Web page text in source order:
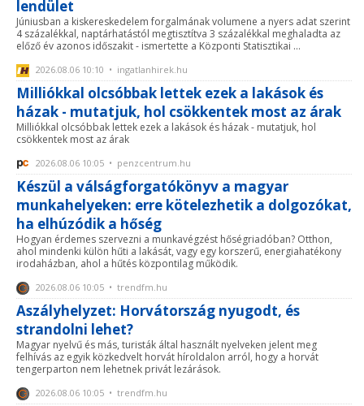
lendület
Júniusban a kiskereskedelem forgalmának volumene a nyers adat szerint
4 százalékkal, naptárhatástól megtisztítva 3 százalékkal meghaladta az
előző év azonos időszakit - ismertette a Központi Statisztikai ...
2026.08.06 10:10 • ingatlanhirek.hu
Milliókkal olcsóbbak lettek ezek a lakások és
házak - mutatjuk, hol csökkentek most az árak
Milliókkal olcsóbbak lettek ezek a lakások és házak - mutatjuk, hol
csökkentek most az árak
2026.08.06 10:05 • penzcentrum.hu
Készül a válságforgatókönyv a magyar
munkahelyeken: erre kötelezhetik a dolgozókat,
ha elhúzódik a hőség
Hogyan érdemes szervezni a munkavégzést hőségriadóban? Otthon,
ahol mindenki külön hűti a lakását, vagy egy korszerű, energiahatékony
irodaházban, ahol a hűtés központilag működik.
2026.08.06 10:05 • trendfm.hu
Aszályhelyzet: Horvátország nyugodt, és
strandolni lehet?
Magyar nyelvű és más, turisták által használt nyelveken jelent meg
felhívás az egyik közkedvelt horvát híroldalon arról, hogy a horvát
tengerparton nem lehetnek privát lezárások.
2026.08.06 10:05 • trendfm.hu